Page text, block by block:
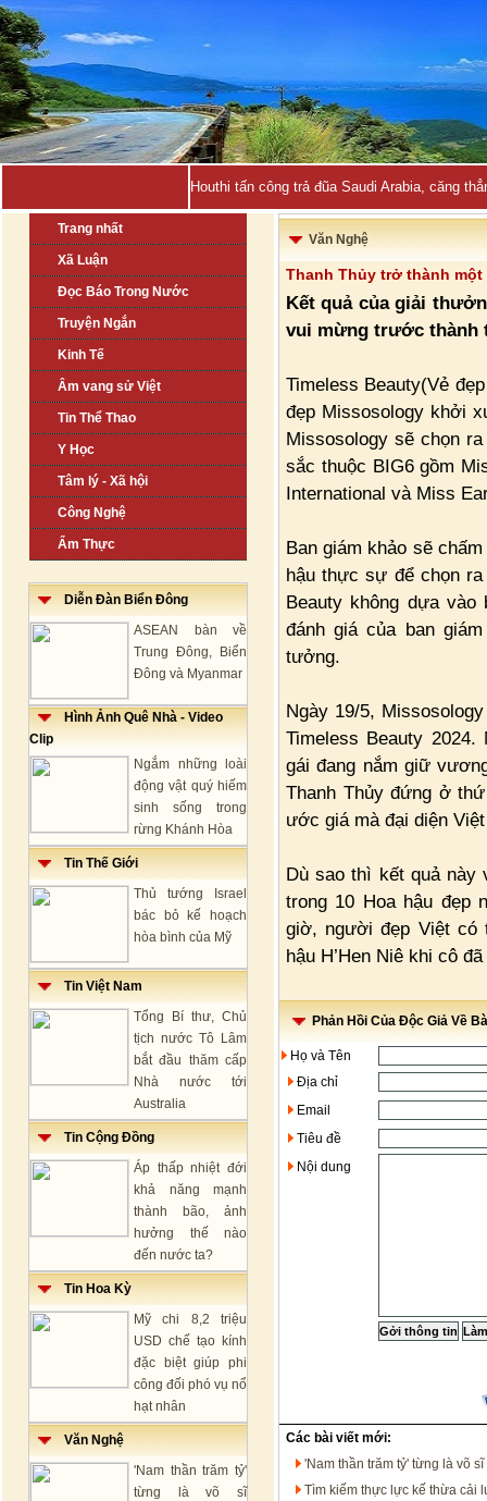
Houthi tấn công trả đũa Saudi Arabia, căng
Trang nhất
Xã Luận
Đọc Báo Trong Nước
Truyện Ngắn
Kinh Tế
Âm vang sử Việt
Tin Thể Thao
Y Học
Tâm lý - Xã hội
Công Nghệ
Ẩm Thực
Diễn Đàn Biển Đông
ASEAN bàn về
Trung Đông, Biển
Đông và Myanmar
Hình Ảnh Quê Nhà - Video
Clip
Ngắm những loài
động vật quý hiếm
sinh sống trong
rừng Khánh Hòa
Tin Thế Giới
Thủ tướng Israel
bác bỏ kế hoạch
hòa bình của Mỹ
Tin Việt Nam
Tổng Bí thư, Chủ
tịch nước Tô Lâm
bắt đầu thăm cấp
Nhà nước tới
Australia
Tin Cộng Đồng
Áp thấp nhiệt đới
khả năng mạnh
thành bão, ảnh
hưởng thế nào
đến nước ta?
Tin Hoa Kỳ
Mỹ chi 8,2 triệu
USD chế tạo kính
đặc biệt giúp phi
công đối phó vụ nổ
hạt nhân
Văn Nghệ
'Nam thần trăm tỷ'
từng là võ sĩ
Văn Nghệ
Thanh Thủy trở thành
Kết quả của giải
vui mừng trước thành
Timeless Beauty(Vẻ
đẹp Missosology khởi
Missosology sẽ chọn
sắc thuộc BIG6 gồm
International và Miss
Ban giám khảo sẽ
hậu thực sự để chọn
Beauty không dựa
đánh giá của ban
tưởng.
Ngày 19/5,
Timeless Beauty
gái đang nắm giữ
Thanh Thủy đứng ở
ước giá mà đại diện
Dù sao thì kết quả này
trong 10 Hoa hậu đẹp
giờ, người đẹp Việt có
hậu H’Hen Niê khi cô
Phản Hồi Của Độc Giả Về
Họ và Tên
Địa chỉ
Email
Tiêu đề
Nội dung
Các bài viết mới:
'Nam thần trăm tỷ' từng là võ
Tìm kiếm thực lực kế thừa cải